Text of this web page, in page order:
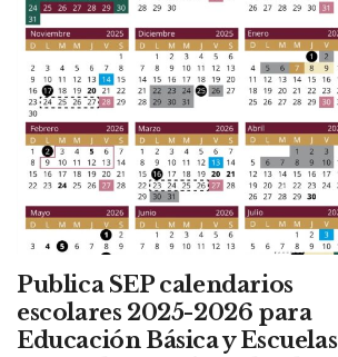
Publica SEP calendarios
escolares 2025-2026 para
Educación Básica y Escuelas